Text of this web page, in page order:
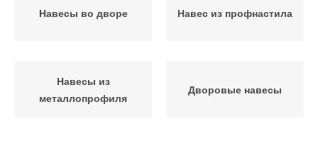
Навесы во дворе Навес из профнастила
Навесы из
металлопрофиля
Дворовые навесы